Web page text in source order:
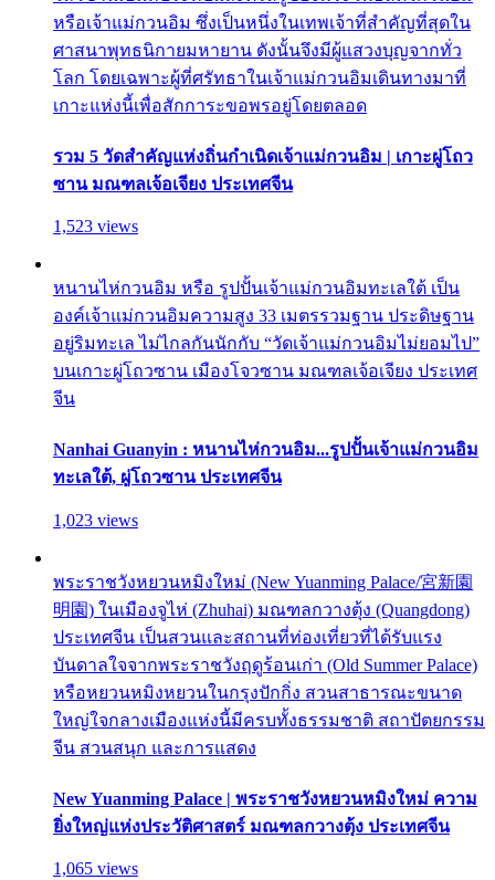
หรือเจ้าแม่กวนอิม ซึ่งเป็นหนึ่งในเทพเจ้าที่สำคัญที่สุดใน
ศาสนาพุทธนิกายมหายาน ดังนั้นจึงมีผู้แสวงบุญจากทั่ว
โลก โดยเฉพาะผู้ที่ศรัทธาในเจ้าแม่กวนอิมเดินทางมาที่
เกาะแห่งนี้เพื่อสักการะขอพรอยู่โดยตลอด
รวม 5 วัดสำคัญแห่งถิ่นกำเนิดเจ้าแม่กวนอิม | เกาะผู่โถว
ซาน มณฑลเจ้อเจียง ประเทศจีน
1,523 views
หนานไห่กวนอิม หรือ รูปปั้นเจ้าแม่กวนอิมทะเลใต้ เป็น
องค์เจ้าแม่กวนอิมความสูง 33 เมตรรวมฐาน ประดิษฐาน
อยู่ริมทะเล ไม่ไกลกันนักกับ “วัดเจ้าแม่กวนอิมไม่ยอมไป”
บนเกาะผู่โถวซาน เมืองโจวซาน มณฑลเจ้อเจียง ประเทศ
จีน
Nanhai Guanyin : หนานไห่กวนอิม...รูปปั้นเจ้าแม่กวนอิม
ทะเลใต้, ผู่โถวซาน ประเทศจีน
1,023 views
พระราชวังหยวนหมิงใหม่ (New Yuanming Palace/宮新園
明園) ในเมืองจูไห่ (Zhuhai) มณฑลกวางตุ้ง (Quangdong)
ประเทศจีน เป็นสวนและสถานที่ท่องเที่ยวที่ได้รับแรง
บันดาลใจจากพระราชวังฤดูร้อนเก่า (Old Summer Palace)
หรือหยวนหมิงหยวนในกรุงปักกิ่ง สวนสาธารณะขนาด
ใหญ่ใจกลางเมืองแห่งนี้มีครบทั้งธรรมชาติ สถาปัตยกรรม
จีน สวนสนุก และการแสดง
New Yuanming Palace | พระราชวังหยวนหมิงใหม่ ความ
ยิ่งใหญ่แห่งประวัติศาสตร์ มณฑลกวางตุ้ง ประเทศจีน
1,065 views